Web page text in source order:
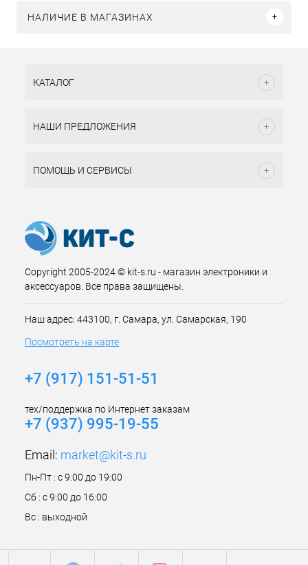
НАЛИЧИЕ В МАГАЗИНАХ
КАТАЛОГ
НАШИ ПРЕДЛОЖЕНИЯ
ПОМОЩЬ И СЕРВИСЫ
Copyright 2005-2024 © kit-s.ru - магазин электроники и
аксессуаров. Все права защищены.
Наш адрес: 443100, г. Самара, ул. Самарская, 190
Посмотреть на карте
+7 (917) 151-51-51
тех/поддержка по Интернет заказам
+7 (937) 995-19-55
Email: market@kit-s.ru
Пн-Пт : с 9:00 до 19:00
Сб : с 9:00 до 16:00
Вс : выходной